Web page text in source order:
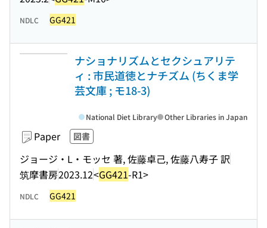
NDLC GG421
ナショナリズムとセクシュアリテ
ィ : 市民道徳とナチズム (ちくま学
芸文庫 ; モ18-3)
Paper 図書
ジョージ・L・モッセ 著, 佐藤卓己, 佐藤八寿子 訳
筑摩書房2023.12<GG421-R1>
National Diet Library Other Libraries in Japan
NDLC GG421